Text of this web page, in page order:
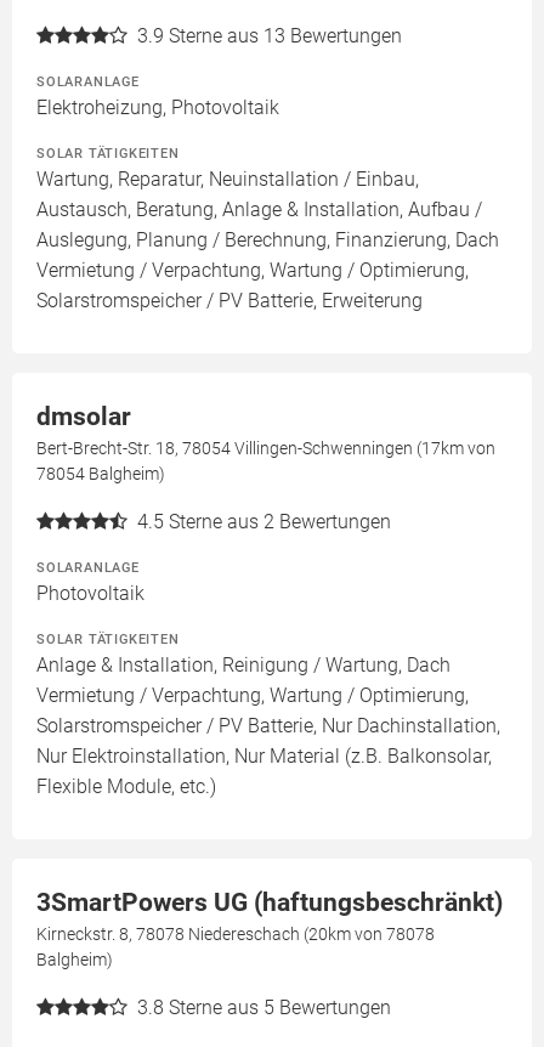
3.9 Sterne aus 13 Bewertungen
SOLARANLAGE
Elektroheizung, Photovoltaik
SOLAR TÄTIGKEITEN
Wartung, Reparatur, Neuinstallation / Einbau,
Austausch, Beratung, Anlage & Installation, Aufbau /
Auslegung, Planung / Berechnung, Finanzierung, Dach
Vermietung / Verpachtung, Wartung / Optimierung,
Solarstromspeicher / PV Batterie, Erweiterung
dmsolar
Bert-Brecht-Str. 18, 78054 Villingen-Schwenningen (17km von
78054 Balgheim)
4.5 Sterne aus 2 Bewertungen
SOLARANLAGE
Photovoltaik
SOLAR TÄTIGKEITEN
Anlage & Installation, Reinigung / Wartung, Dach
Vermietung / Verpachtung, Wartung / Optimierung,
Solarstromspeicher / PV Batterie, Nur Dachinstallation,
Nur Elektroinstallation, Nur Material (z.B. Balkonsolar,
Flexible Module, etc.)
3SmartPowers UG (haftungsbeschränkt)
Kirneckstr. 8, 78078 Niedereschach (20km von 78078
Balgheim)
3.8 Sterne aus 5 Bewertungen